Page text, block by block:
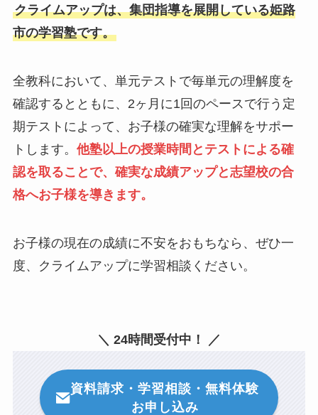
クライムアップは、集団指導を展開している姫路
市の学習塾です。
全教科において、単元テストで毎単元の理解度を
確認するとともに、2ヶ月に1回のペースで行う定
期テストによって、お子様の確実な理解をサポー
トします。 他塾以上の授業時間とテストによる確
認を取ることで、確実な成績アップと志望校の合
格へお子様を導きます。
お子様の現在の成績に不安をおもちなら、ぜひ一
度、クライムアップに学習相談ください。
＼ 24時間受付中！ ／
資料請求・学習相談・無料体験
お申し込み